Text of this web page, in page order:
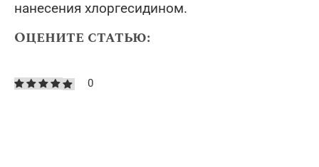
нанесения хлоргесидином.
Оцените статью:
0